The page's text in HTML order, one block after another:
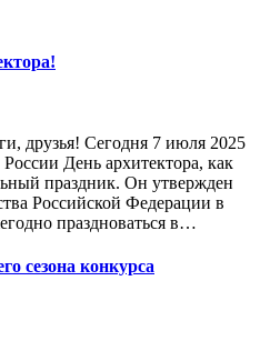
друзья! Сегодня 7 июля 2025
День архитектора, как
праздник. Он утвержден
Российской Федерации в
праздноваться в…
сезона конкурса